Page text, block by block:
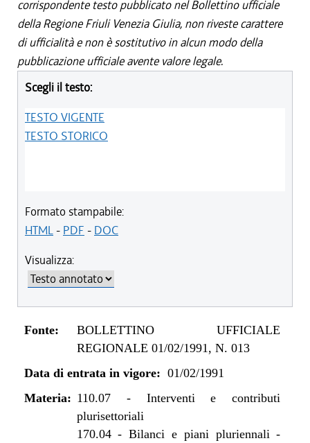
corrispondente testo pubblicato nel Bollettino ufficiale
della Regione Friuli Venezia Giulia, non riveste carattere
di ufficialità e non è sostitutivo in alcun modo della
pubblicazione ufficiale avente valore legale.
Scegli il testo:
TESTO VIGENTE
TESTO STORICO
Formato stampabile:
HTML- PDF - DOC
Visualizza:
Fonte:
BOLLETTINO UFFICIALE
REGIONALE 01/02/1991, N. 013
Data di entrata in vigore: 01/02/1991
Materia: 110.07- Interventi e contributi
plurisettoriali
170.04-Bilanci e piani pluriennali -